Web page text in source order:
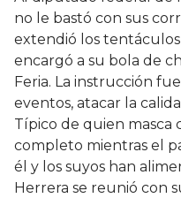
no le bastó con sus
extendió los
encargó a su bola de
Feria. La instrucción
eventos, atacar la
Típico de quien
completo mientras el
él y los suyos han
Herrera se reunió con